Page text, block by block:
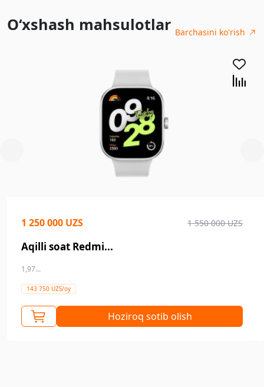
O‘xshash mahsulotlar Barchasini ko'rish
1 250 000 UZS 1 550 000 UZS
Aqilli soat Redmi...
1,97...
143 750 UZS/oy
Hoziroq sotib olish